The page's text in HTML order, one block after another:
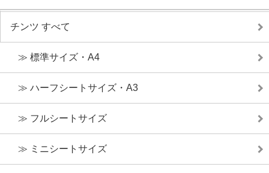
チンツ すべて
≫ 標準サイズ・A4
≫ ハーフシートサイズ・A3
≫ フルシートサイズ
≫ ミニシートサイズ